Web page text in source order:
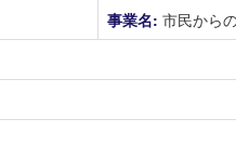
事業名: 市民から